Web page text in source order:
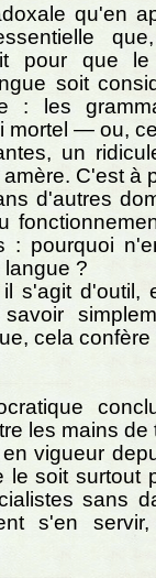
qu'en
pour que
soit
: les
mortel — ou,
un
C'est à
d'autres
: pourquoi
langue ?
s'agit d'outil,
cela
les mains de
vigueur
le soit surtout
sans
s'en